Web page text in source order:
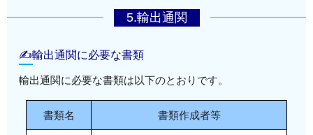
5.輸出通関
✍輸出通関に必要な書類
輸出通関に必要な書類は以下のとおりです。
書類名 書類作成者等